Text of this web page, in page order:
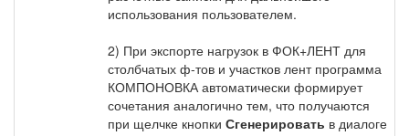
использования пользователем.
2) При экспорте нагрузок в ФОК+ЛЕНТ для
столбчатых ф-тов и участков лент программа
КОМПОНОВКА автоматически формирует
сочетания аналогично тем, что получаются
при щелчке кнопки Сгенерировать в диалоге